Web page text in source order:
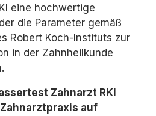
eine hochwertige
die Parameter gemäß
Robert Koch-Instituts zur
in der Zahnheilkunde
Zahnarzt RKI
Zahnarztpraxis auf